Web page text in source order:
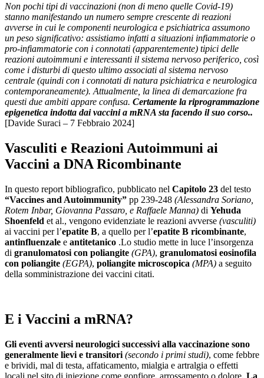
Non pochi tipi di vaccinazioni (non di meno quelle Covid-19)
stanno manifestando un numero sempre crescente di reazioni
avverse in cui le componenti neurologica e psichiatrica assumono
un peso significativo: assistiamo infatti a situazioni infiammatorie o
pro-infiammatorie con i connotati (apparentemente) tipici delle
reazioni autoimmuni e interessanti il sistema nervoso periferico, così
come i disturbi di questo ultimo associati al sistema nervoso
centrale (quindi con i connotati di natura psichiatrica e neurologica
contemporaneamente). Attualmente, la linea di demarcazione fra
questi due ambiti appare confusa. Certamente la riprogrammazione
epigenetica indotta dai vaccini a mRNA sta facendo il suo corso..
[Davide Suraci – 7 Febbraio 2024]
Vasculiti e Reazioni Autoimmuni ai
Vaccini a DNA Ricombinante
In questo report bibliografico, pubblicato nel Capitolo 23 del testo
“Vaccines and Autoimmunity” pp 239-248 (Alessandra Soriano,
Rotem Inbar, Giovanna Passaro, e Raffaele Manna) di Yehuda
Shoenfeld et al., vengono evidenziate le reazioni avverse (vasculiti)
ai vaccini per l’epatite B, a quello per l’epatite B ricombinante,
antinfluenzale e antitetanico .Lo studio mette in luce l’insorgenza
di granulomatosi con poliangite (GPA), granulomatosi eosinofila
con poliangite (EGPA), poliangite microscopica (MPA) a seguito
della somministrazione dei vaccini citati.
E i Vaccini a mRNA?
Gli eventi avversi neurologici successivi alla vaccinazione sono
generalmente lievi e transitori (secondo i primi studi), come febbre
e brividi, mal di testa, affaticamento, mialgia e artralgia o effetti
locali nel sito di iniezione come gonfiore, arrossamento o dolore. La